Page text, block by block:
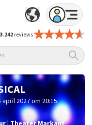
reviews
april 2027 om 20:15